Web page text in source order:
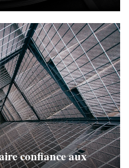
confiance aux